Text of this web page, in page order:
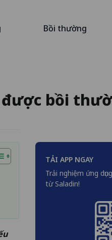
Bồi thường
bồi
TẢI APP NGAY
Trải nghiệm ứng
từ Saladin!